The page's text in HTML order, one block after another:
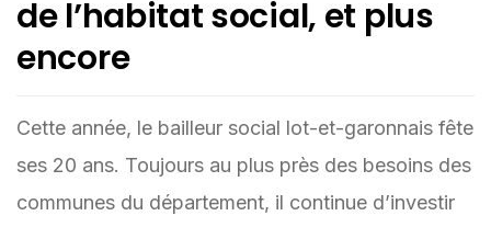
de l’habitat social, et plus
encore
Cette année, le bailleur social lot-et-garonnais fête
ses 20 ans. Toujours au plus près des besoins des
communes du département, il continue d’investir